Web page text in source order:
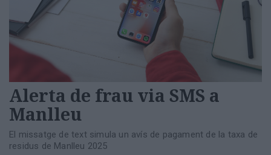
Alerta de frau via SMS a
Manlleu
El missatge de text simula un avís de pagament de la taxa de
residus de Manlleu 2025